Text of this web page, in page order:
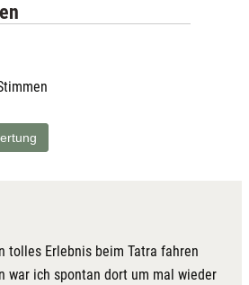
tolles Erlebnis beim Tatra fahren
war ich spontan dort um mal wieder